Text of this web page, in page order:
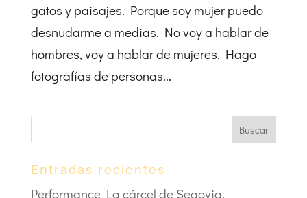
gatos y paisajes. Porque soy mujer puedo
desnudarme a medias. No voy a hablar de
hombres, voy a hablar de mujeres. Hago
fotografías de personas...
Entradas recientes
Performance La cárcel de Segovia.